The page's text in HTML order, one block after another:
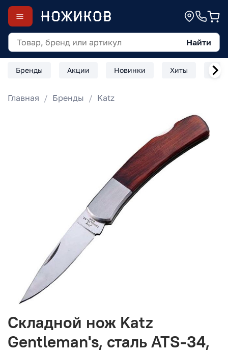
Найти
Бренды Акции Новинки Хиты
Главная Бренды Katz
Складной нож Katz
Gentleman's, сталь ATS-34,